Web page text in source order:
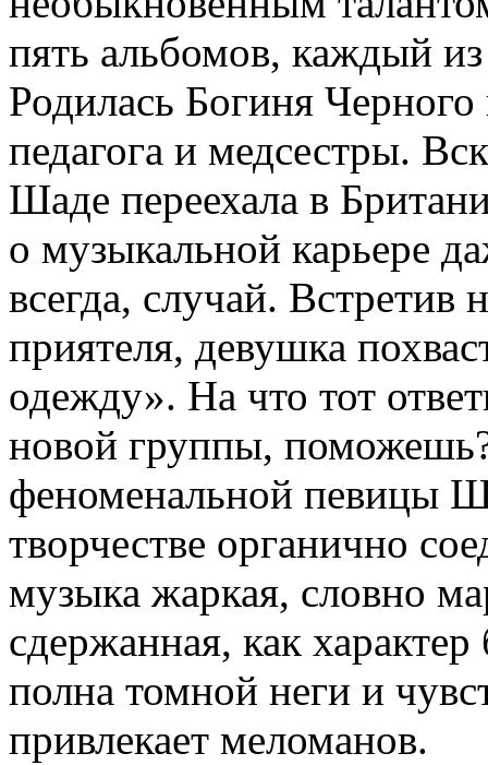
пять альбомов, каждый
Родилась Богиня
педагога и медсестры.
Шаде переехала в
о музыкальной карьере
всегда, случай.
приятеля, девушка
одежду». На что тот
новой группы,
феноменальной певицы
творчестве органично
музыка жаркая, словно
сдержанная, как
полна томной неги и
привлекает меломанов.